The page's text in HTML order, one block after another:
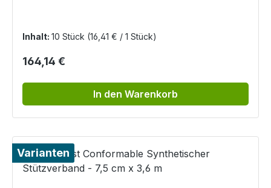
Inhalt: 10 Stück (16,41 € / 1 Stück)
Regulärer Preis:
164,14 €
In den Warenkorb
Varianten